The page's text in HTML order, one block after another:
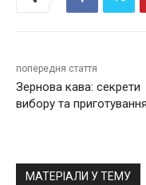
попередня стаття
Зернова кава: секрети
вибору та приготування
МАТЕРІАЛИ У ТЕМУ